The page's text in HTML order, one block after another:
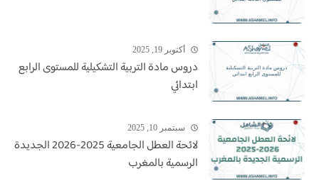
أكتوبر 19, 2025
دروس مادة التربية التشكيلية للمستوى الرابع
ابتدائي
سبتمبر 10, 2025
لائحة العطل الجامعية 2025-2026 الجديدة
الرسمية بالمغرب